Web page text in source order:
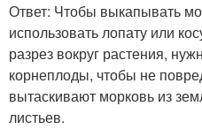
Ответ: Чтобы выкапывать
использовать лопату или
разрез вокруг растения,
корнеплоды, чтобы не
вытаскивают морковь из
листьев.